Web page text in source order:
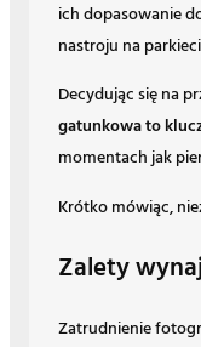
ich dopasowanie
nastroju na
Decydując się na
gatunkowa to
momentach jak
Krótko mówiąc,
Zalety
Zatrudnienie